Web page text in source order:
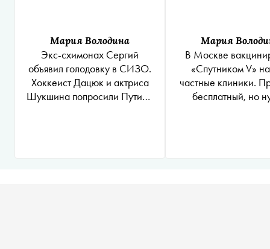
Мария Володина
Экс-схимонах Сергий
объявил голодовку в СИЗО.
Хоккеист Дацюк и актриса
Шукшина попросили Путина
Мария
В Москве
«Спутником V»
частные клиники.
бесплатный, но